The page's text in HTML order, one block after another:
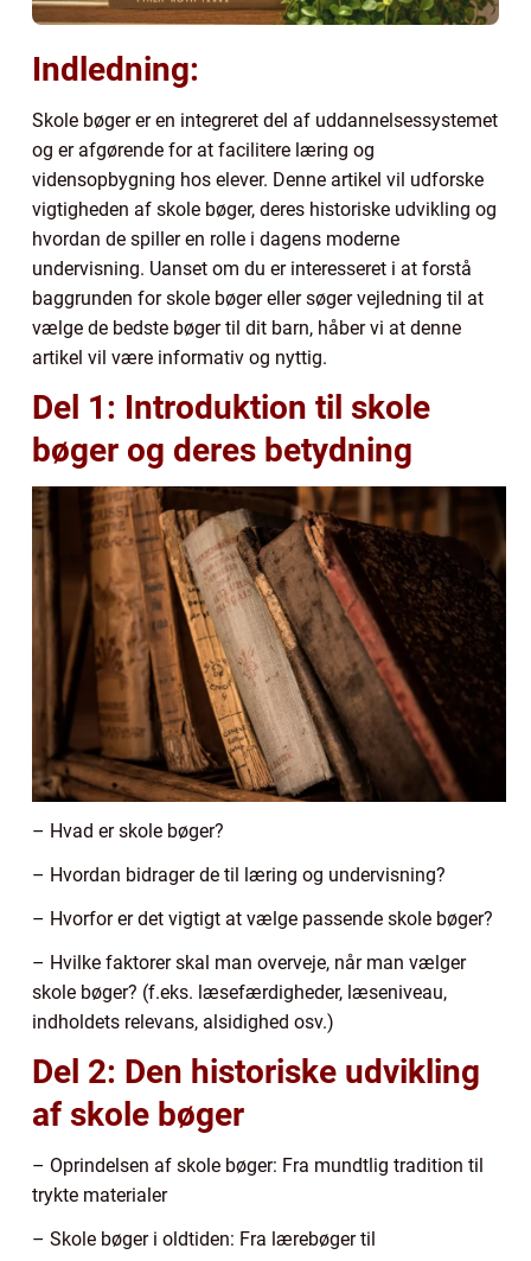
Indledning:
Skole bøger er en integreret del af uddannelsessystemet
og er afgørende for at facilitere læring og
vidensopbygning hos elever. Denne artikel vil udforske
vigtigheden af skole bøger, deres historiske udvikling og
hvordan de spiller en rolle i dagens moderne
undervisning. Uanset om du er interesseret i at forstå
baggrunden for skole bøger eller søger vejledning til at
vælge de bedste bøger til dit barn, håber vi at denne
artikel vil være informativ og nyttig.
Del 1: Introduktion til skole
bøger og deres betydning
– Hvad er skole bøger?
– Hvordan bidrager de til læring og undervisning?
– Hvorfor er det vigtigt at vælge passende skole bøger?
– Hvilke faktorer skal man overveje, når man vælger
skole bøger? (f.eks. læsefærdigheder, læseniveau,
indholdets relevans, alsidighed osv.)
Del 2: Den historiske udvikling
af skole bøger
– Oprindelsen af skole bøger: Fra mundtlig tradition til
trykte materialer
– Skole bøger i oldtiden: Fra lærebøger til